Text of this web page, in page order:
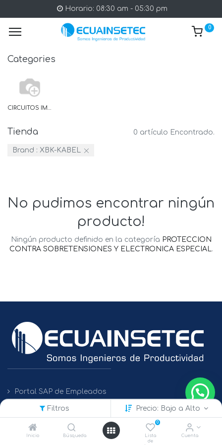
Filtros Precio: Bajo a Alto
Inicio Búsqueda
0
Lista
de
Cuenta
Horario: 08:30 am - 05:30 pm
0
Categories
CIRCUITOS IMPRESOS
Tienda 0 artículo Encontrado.
Brand : XBK-KABEL
No pudimos encontrar ningún
producto!
Ningún producto definido en la categoría PROTECCION
CONTRA SOBRETENSIONES Y ELECTRONICA ESPECIAL.
Portal SAP de Empleados
Políticas de Protección de Datos